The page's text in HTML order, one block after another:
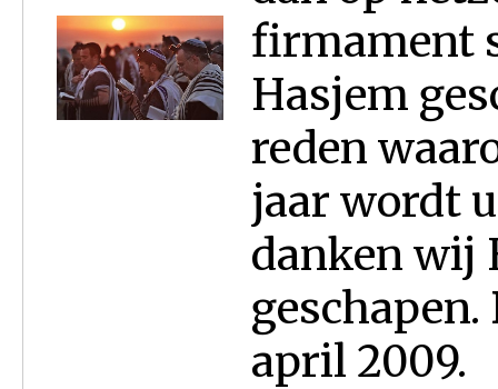
firmament
Hasjem
reden
jaar wordt
danken wij
geschapen.
april 2009.